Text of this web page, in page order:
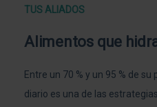
TUS ALIADOS
Alimentos que
Entre un 70 % y un 95 % de
diario es una de las